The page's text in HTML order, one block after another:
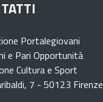
Portalegiovani
e Pari Opportunità
Cultura e Sport
7 - 50123 Firenze